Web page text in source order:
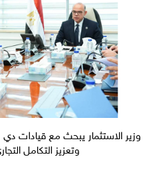
وزير الاستثمار يبحث مع قيادات
وتعزيز التكامل